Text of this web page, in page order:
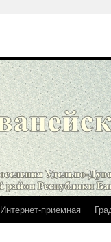
Интернет-приемная